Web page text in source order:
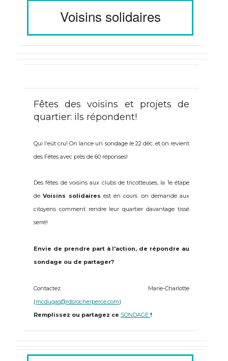
Voisins solidaires
Fêtes des voisins et projets de
quartier: ils répondent!
Qui l'eût cru! On lance un sondage le 22 déc. et on revient
des Fêtes avec près de 60 réponses!
Des fêtes de voisins aux clubs de tricotteuses, la 1e étape
deVoisins solidaires est en cours :on demande aux
citoyens comment rendre leur quartier davantage tissé
serré!
Envie de prendre part à l'action, de répondre au
sondage ou de partager?
Contactez Marie-Charlotte
(mcdugas@rdsrocherperce.com)
Remplissez ou partagez ce SONDAGE !